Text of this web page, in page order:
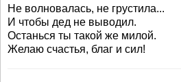
Не волновалась, не грустила...
И чтобы дед не выводил.
Останься ты такой же милой.
Желаю счастья, благ и сил!